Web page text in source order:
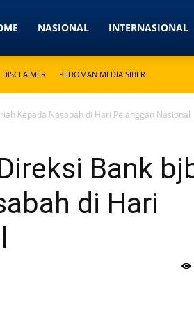
NASIONAL INTERNASIONAL
DISCLAIMER PEDOMAN MEDIA SIBER
Kepada Nasabah di Hari Pelanggan Nasional
Bank
di Hari